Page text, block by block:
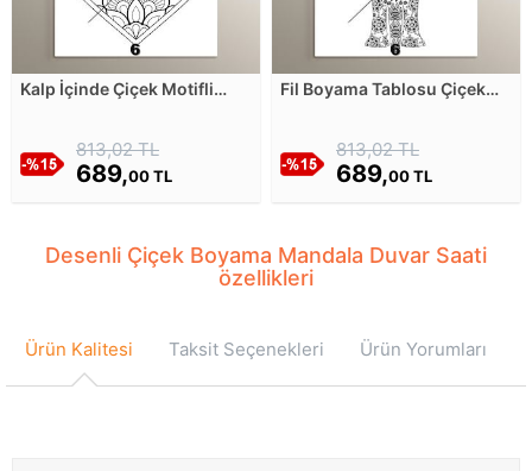
Kalp İçinde Çiçek Motifli
813,02 TL
689,00 TL
Fil Boyama Tablosu Çiçek
813,02 TL
689,00 TL
Desenli Çiçek Boyama Mandala Duvar Saati
özellikleri
Ürün Kalitesi Taksit Seçenekleri Ürün Yorumları